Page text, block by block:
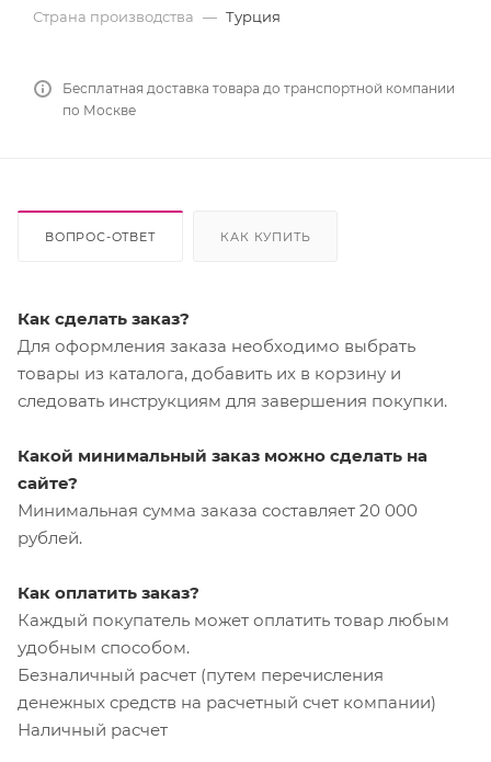
Страна производства — Турция
Бесплатная доставка товара до транспортной компании
по Москве
ВОПРОС-ОТВЕТ КАК КУПИТЬ
Как сделать заказ?
Для оформления заказа необходимо выбрать
товары из каталога, добавить их в корзину и
следовать инструкциям для завершения покупки.
Какой минимальный заказ можно сделать на
сайте?
Минимальная сумма заказа составляет 20 000
рублей.
Как оплатить заказ?
Каждый покупатель может оплатить товар любым
удобным способом.
Безналичный расчет (путем перечисления
денежных средств на расчетный счет компании)
Наличный расчет